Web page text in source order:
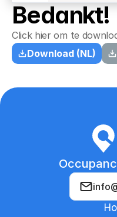
Bedankt!
Click hier om te
Download (NL)